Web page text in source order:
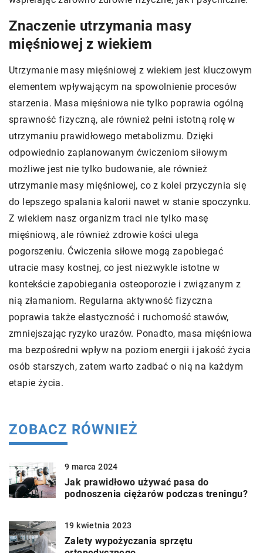
Znaczenie utrzymania masy
mięśniowej z wiekiem
Utrzymanie masy mięśniowej z wiekiem jest kluczowym
elementem wpływającym na spowolnienie procesów
starzenia. Masa mięśniowa nie tylko poprawia ogólną
sprawność fizyczną, ale również pełni istotną rolę w
utrzymaniu prawidłowego metabolizmu. Dzięki
odpowiednio zaplanowanym ćwiczeniom siłowym
możliwe jest nie tylko budowanie, ale również
utrzymanie masy mięśniowej, co z kolei przyczynia się
do lepszego spalania kalorii nawet w stanie spoczynku.
Z wiekiem nasz organizm traci nie tylko masę
mięśniową, ale również zdrowie kości ulega
pogorszeniu. Ćwiczenia siłowe mogą zapobiegać
utracie masy kostnej, co jest niezwykle istotne w
kontekście zapobiegania osteoporozie i związanym z
nią złamaniom. Regularna aktywność fizyczna
poprawia także elastyczność i ruchomość stawów,
zmniejszając ryzyko urazów. Ponadto, masa mięśniowa
ma bezpośredni wpływ na poziom energii i jakość życia
osób starszych, zatem warto zadbać o nią na każdym
etapie życia.
ZOBACZ RÓWNIEŻ
9 marca 2024
Jak prawidłowo używać pasa do
podnoszenia ciężarów podczas treningu?
19 kwietnia 2023
Zalety wypożyczania sprzętu